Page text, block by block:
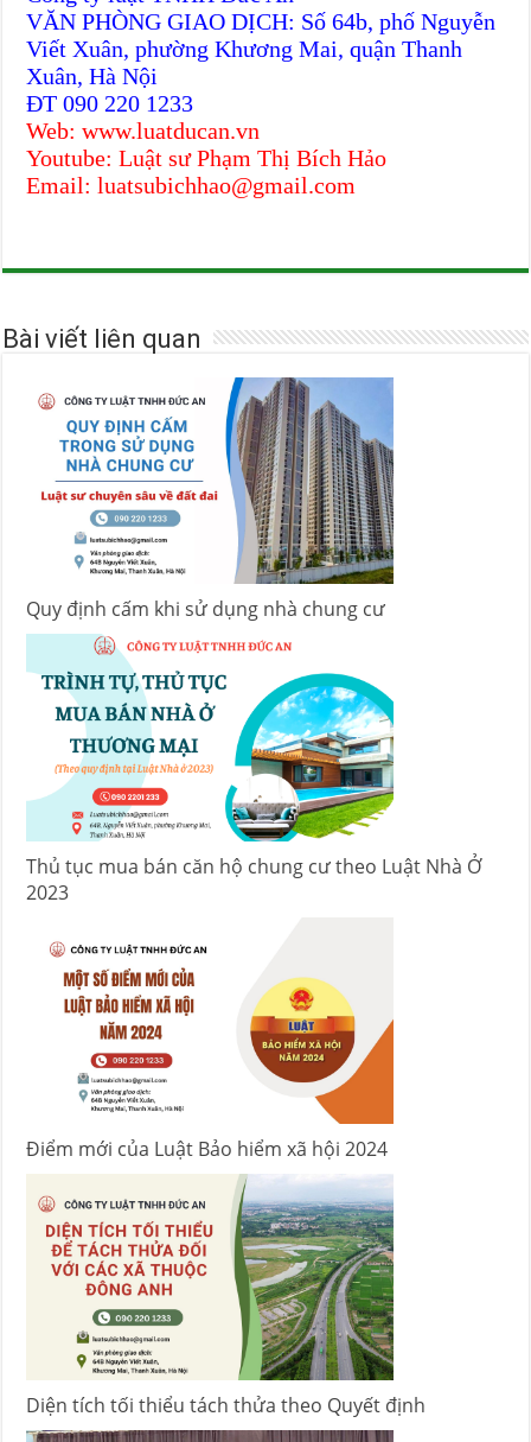
VĂN PHÒNG GIAO DỊCH: Số 64b, phố Nguyễn
Viết Xuân, phường Khương Mai, quận Thanh
Xuân, Hà Nội
ĐT 090 220 1233
Web: www.luatducan.vn
Youtube: Luật sư Phạm Thị Bích Hảo
Email: luatsubichhao@gmail.com
Bài viết liên quan
Quy định cấm khi sử dụng nhà chung cư
Thủ tục mua bán căn hộ chung cư theo Luật Nhà Ở
2023
Điểm mới của Luật Bảo hiểm xã hội 2024
Diện tích tối thiểu tách thửa theo Quyết định